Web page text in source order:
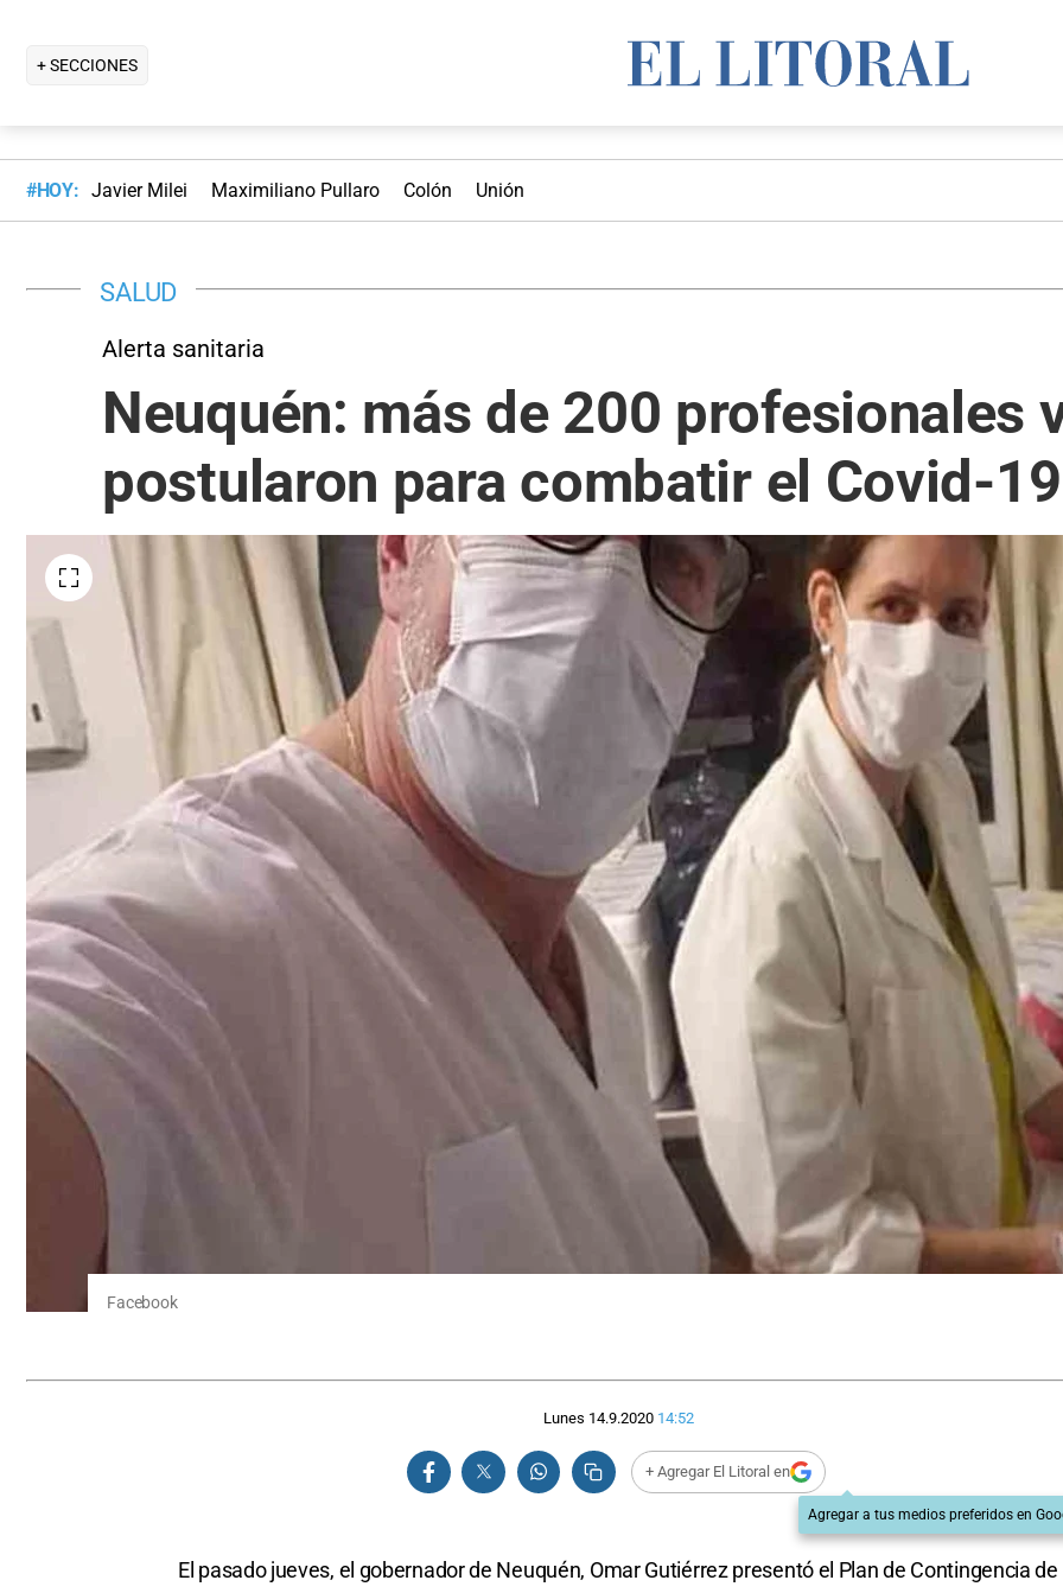
+ SECCIONES
#HOY: Javier Milei Maximiliano Pullaro Colón Unión
SALUD
Alerta sanitaria
Neuquén: más de 200 profesionales
postularon para combatir el Covid-19
Facebook
Lunes 14.9.2020 14:52
+ Agregar El Litoral en
Agregar a tus medios preferidos en
El pasado jueves, el gobernador de Neuquén, Omar Gutiérrez presentó el Plan de Contingencia de